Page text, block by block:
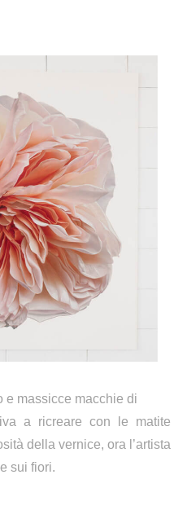
e massicce macchie di
a ricreare con le matite
della vernice, ora l’artista
sui fiori.